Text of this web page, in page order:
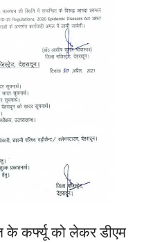
के कर्फ्यू को लेकर डीएम